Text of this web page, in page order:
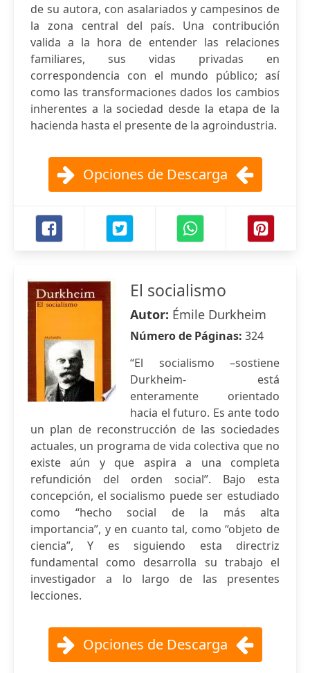
de su autora, con asalariados y campesinos de
la zona central del país. Una contribución
valida a la hora de entender las relaciones
familiares, sus vidas privadas en
correspondencia con el mundo público; así
como las transformaciones dados los cambios
inherentes a la sociedad desde la etapa de la
hacienda hasta el presente de la agroindustria.
Opciones de Descarga
El socialismo
Autor: Émile Durkheim
Número de Páginas: 324
“El socialismo –sostiene
Durkheim- está
enteramente orientado
hacia el futuro. Es ante todo
un plan de reconstrucción de las sociedades
actuales, un programa de vida colectiva que no
existe aún y que aspira a una completa
refundición del orden social”. Bajo esta
concepción, el socialismo puede ser estudiado
como “hecho social de la más alta
importancia”, y en cuanto tal, como “objeto de
ciencia”, Y es siguiendo esta directriz
fundamental como desarrolla su trabajo el
investigador a lo largo de las presentes
lecciones.
Opciones de Descarga